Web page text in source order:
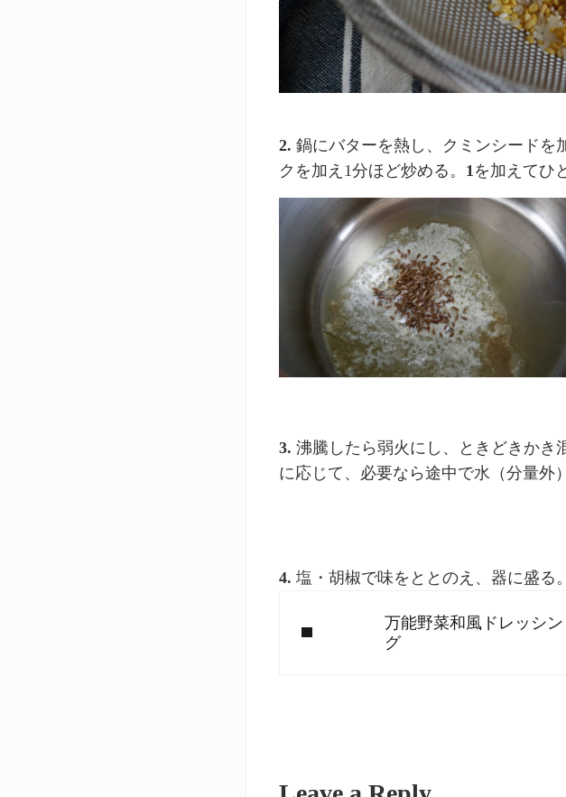
2.鍋にバターを熱し、クミンシードを
クを加え1分ほど炒める。 1 を加えてひ
3.沸騰したら弱火にし、ときどきかき
に応じて、必要なら途中で水（分量外
4.塩・胡椒で味をととのえ、器に盛る
万能野菜和風ドレッシン
グ